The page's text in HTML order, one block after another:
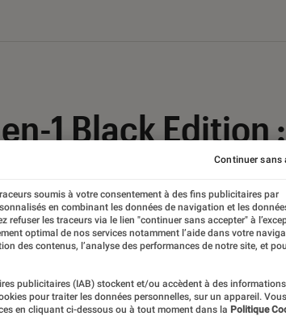
1 Black Edition
(contenu
Les
soumis à votre consentement à des fins publicitaires par
en combinant les données de navigation et les
refuser les traceurs via le lien "continuer sans accepter" à
optimal de nos services notamment l’aide dans votre
des contenus, l’analyse des performances de notre site, et
publicitaires (IAB) stockent et/ou accèdent à des
pour traiter les données personnelles, sur un appareil. Vous
en cliquant ci-dessous ou à tout moment dans la Politique
Continuer sans